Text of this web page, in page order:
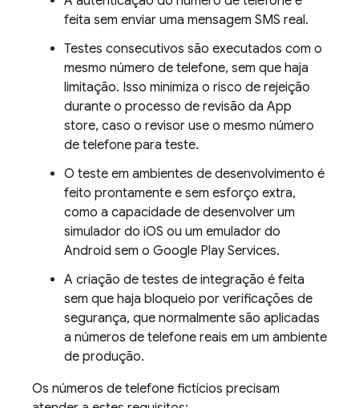
feita sem enviar uma mensagem SMS real.
Testes consecutivos são executados com o
mesmo número de telefone, sem que haja
limitação. Isso minimiza o risco de rejeição
durante o processo de revisão da App
store, caso o revisor use o mesmo número
de telefone para teste.
O teste em ambientes de desenvolvimento é
feito prontamente e sem esforço extra,
como a capacidade de desenvolver um
simulador do iOS ou um emulador do
Android sem o Google Play Services.
A criação de testes de integração é feita
sem que haja bloqueio por verificações de
segurança, que normalmente são aplicadas
a números de telefone reais em um ambiente
de produção.
Os números de telefone fictícios precisam